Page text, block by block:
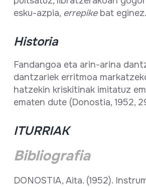
esku-azpia, errepikebat eginez.
Historia
Fandangoa eta arin-arina
dantzariek erritmoa
hatzekin kriskitinak imitatuz
ematen dute (Donostia, 1952,
ITURRIAK
Bibliografia
DONOSTIA, Aita. (1952).